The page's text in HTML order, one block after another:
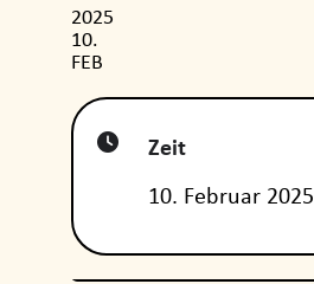
2025
10
FEB
Zeit
10. Februar 2025